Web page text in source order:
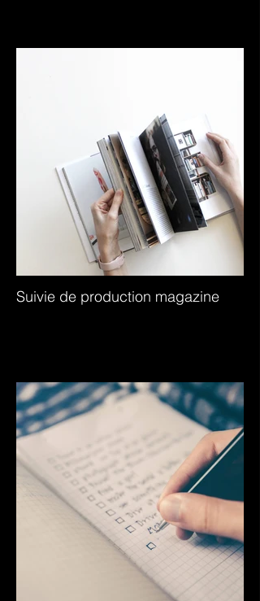
Suivie de production magazine